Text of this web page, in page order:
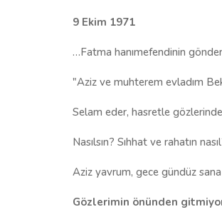
9 Ekim 1971
…Fatma hanımefendinin
"Aziz ve muhterem evladım
Selam eder, hasretle
Nasılsın? Sıhhat ve rahatın
Aziz yavrum, gece gündüz
Gözlerimin önünden